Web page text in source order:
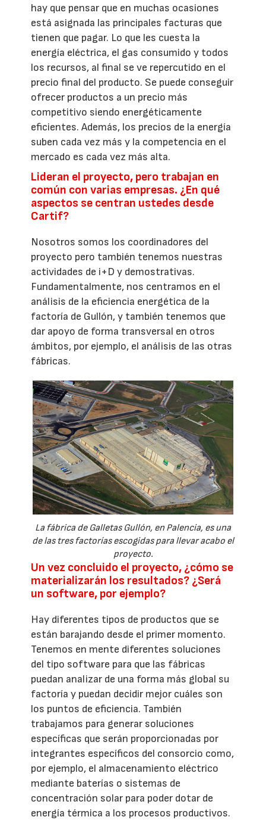
hay que pensar que en muchas ocasiones
está asignada las principales facturas que
tienen que pagar. Lo que les cuesta la
energía eléctrica, el gas consumido y todos
los recursos, al final se ve repercutido en el
precio final del producto. Se puede conseguir
ofrecer productos a un precio más
competitivo siendo energéticamente
eficientes. Además, los precios de la energía
suben cada vez más y la competencia en el
mercado es cada vez más alta.
Lideran el proyecto, pero trabajan en
común con varias empresas. ¿En qué
aspectos se centran ustedes desde
Cartif?
Nosotros somos los coordinadores del
proyecto pero también tenemos nuestras
actividades de i+D y demostrativas.
Fundamentalmente, nos centramos en el
análisis de la eficiencia energética de la
factoría de Gullón, y también tenemos que
dar apoyo de forma transversal en otros
ámbitos, por ejemplo, el análisis de las otras
fábricas.
La fábrica de Galletas Gullón, en Palencia, es una
de las tres factorías escogidas para llevar acabo el
proyecto.
Un vez concluido el proyecto, ¿cómo se
materializarán los resultados? ¿Será
un software, por ejemplo?
Hay diferentes tipos de productos que se
están barajando desde el primer momento.
Tenemos en mente diferentes soluciones
del tipo software para que las fábricas
puedan analizar de una forma más global su
factoría y puedan decidir mejor cuáles son
los puntos de eficiencia. También
trabajamos para generar soluciones
específicas que serán proporcionadas por
integrantes específicos del consorcio como,
por ejemplo, el almacenamiento eléctrico
mediante baterías o sistemas de
concentración solar para poder dotar de
energía térmica a los procesos productivos.